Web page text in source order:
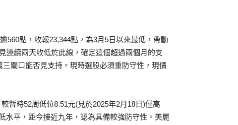
560點，收報23,344點，為3月5日以來最低，帶動
連續兩天收低於此線，確定這個超過兩個月的支
關口能否見支持。現時選股必須重防守性，現價
暫時52周低位8.51元(見於2025年2月18日)僅高
水平，距今接近九年，認為具備較強防守性。美麗